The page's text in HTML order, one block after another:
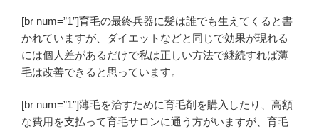
[br num=”1″]育毛の最終兵器に髪は誰でも生えてくると書
かれていますが、ダイエットなどと同じで効果が現れる
には個人差があるだけで私は正しい方法で継続すれば薄
毛は改善できると 思っています。
[br num=”1″]薄毛を治すために育毛剤を購入したり、高額
な費用を支払って育毛サロンに通う方がいますが、育毛